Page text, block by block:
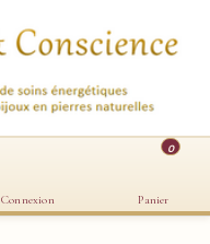
Connexion
0
Panier